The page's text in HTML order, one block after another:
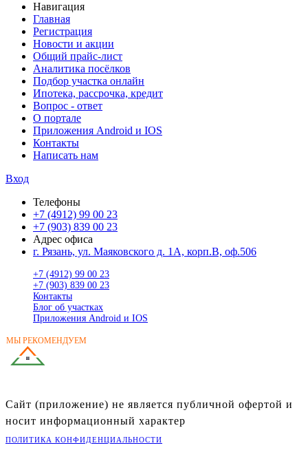
Навигация
Главная
Регистрация
Новости и акции
Общий прайс-лист
Аналитика посёлков
Подбор участка онлайн
Ипотека, рассрочка, кредит
Вопрос - ответ
О портале
Приложения Android и IOS
Контакты
Написать нам
Вход
Телефоны
+7 (4912) 99 00 23
+7 (903) 839 00 23
Адрес офиса
г. Рязань, ул. Маяковского д. 1А, корп.В, оф.506
+7 (4912) 99 00 23
+7 (903) 839 00 23
Контакты
Блог об участках
Приложения Android и IOS
МЫ РЕКОМЕНДУЕМ
Сайт (приложение) не является публичной офертой и
носит информационный характер
ПОЛИТИКА КОНФИДЕНЦИАЛЬНОСТИ